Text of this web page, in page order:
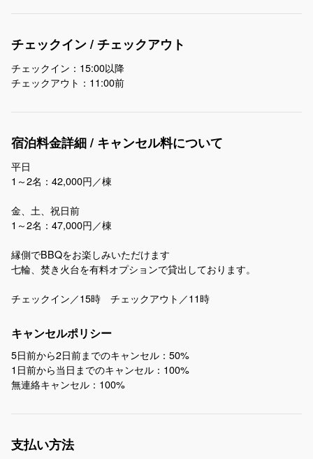
チェックイン / チェックアウト
チェックイン：15:00以降
チェックアウト：11:00前
宿泊料金詳細 / キャンセル料について
平日
1～2名：42,000円／棟
金、土、祝日前
1～2名：47,000円／棟
縁側でBBQをお楽しみいただけます
七輪、焚き火台を有料オプションで貸出しております。
チェックイン／15時 チェックアウト／11時
キャンセルポリシー
5日前から2日前までのキャンセル：50%
1日前から当日までのキャンセル：100%
無連絡キャンセル：100%
支払い方法